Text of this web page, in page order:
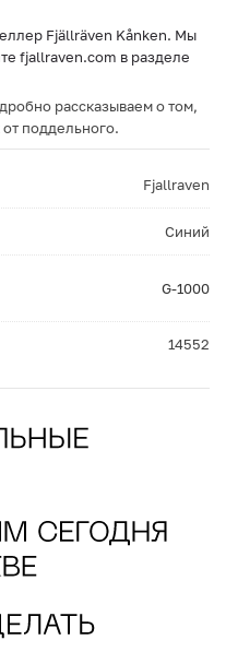
Fjällräven Kånken. Мы
fjallraven.com в разделе
рассказываем о том,
поддельного.
Fjallraven
Синий
G-1000
14552